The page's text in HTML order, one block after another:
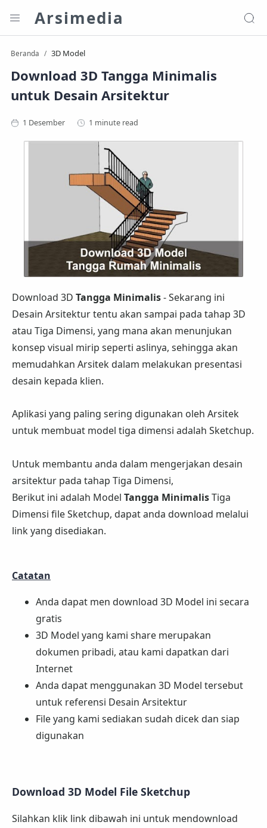
Arsimedia
Beranda 3D Model
Download 3D Tangga Minimalis
untuk Desain Arsitektur
1 minute read
Download 3D Tangga Minimalis- Sekarang ini
Desain Arsitektur tentu akan sampai pada tahap 3D
atau Tiga Dimensi, yang mana akan menunjukan
konsep visual mirip seperti aslinya, sehingga akan
memudahkan Arsitek dalam melakukan presentasi
desain kepada klien.
Aplikasi yang paling sering digunakan oleh Arsitek
untuk membuat model tiga dimensi adalah Sketchup.
Untuk membantu anda dalam mengerjakan desain
arsitektur pada tahap Tiga Dimensi,
Berikut ini adalah Model Tangga MinimalisTiga
Dimensi file Sketchup, dapat anda download melalui
link yang disediakan.
Catatan
Anda dapat men download 3D Model ini secara
gratis
3D Model yang kami share merupakan
dokumen pribadi, atau kami dapatkan dari
Internet
Anda dapat menggunakan 3D Model tersebut
untuk referensi Desain Arsitektur
File yang kami sediakan sudah dicek dan siap
digunakan
Download 3D Model File Sketchup
Silahkan klik link dibawah ini untuk mendownload